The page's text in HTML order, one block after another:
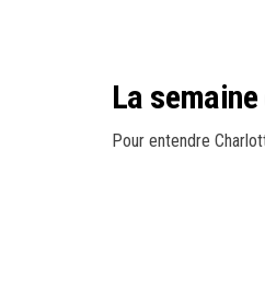
La
Pour entendre